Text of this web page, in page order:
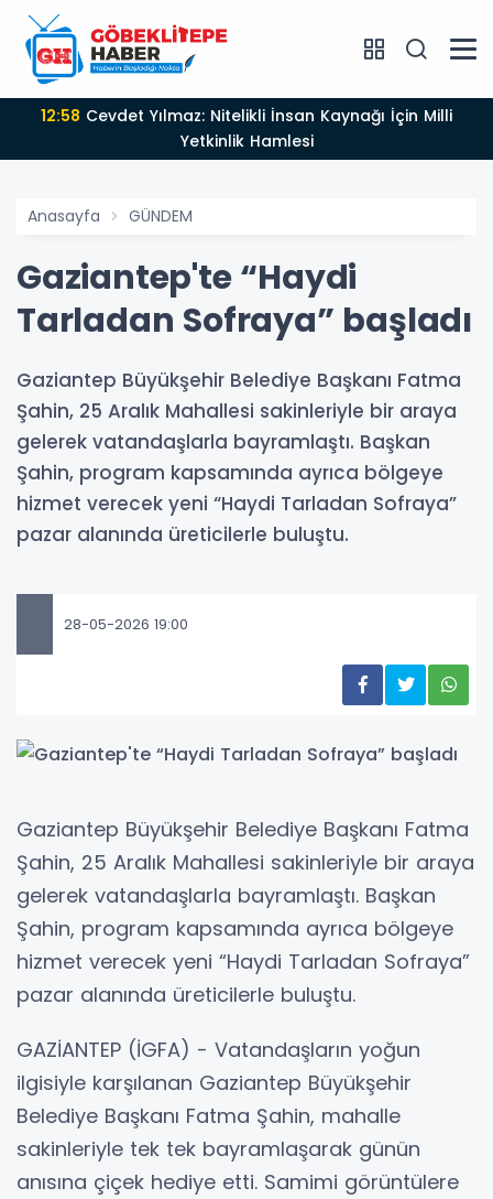
12:58
Yetkinlik Hamlesi
Anasayfa GÜNDEM
Gaziantep'te “Haydi
Tarladan Sofraya” başladı
Gaziantep Büyükşehir Belediye Başkanı Fatma
Şahin, 25 Aralık Mahallesi sakinleriyle bir araya
gelerek vatandaşlarla bayramlaştı. Başkan
Şahin, program kapsamında ayrıca bölgeye
hizmet verecek yeni “Haydi Tarladan Sofraya”
pazar alanında üreticilerle buluştu.
28-05-2026 19:00
Gaziantep Büyükşehir Belediye Başkanı Fatma
Şahin, 25 Aralık Mahallesi sakinleriyle bir araya
gelerek vatandaşlarla bayramlaştı. Başkan
Şahin, program kapsamında ayrıca bölgeye
hizmet verecek yeni “Haydi Tarladan Sofraya”
pazar alanında üreticilerle buluştu.
GAZİANTEP (İGFA) - Vatandaşların yoğun
ilgisiyle karşılanan Gaziantep Büyükşehir
Belediye Başkanı Fatma Şahin, mahalle
sakinleriyle tek tek bayramlaşarak günün
anısına çiçek hediye etti. Samimi görüntülere